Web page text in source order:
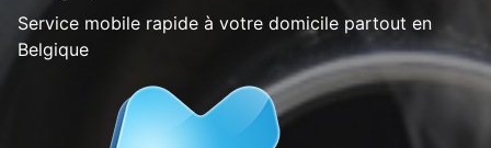
Service mobile rapide à votre domicile partout en
Belgique